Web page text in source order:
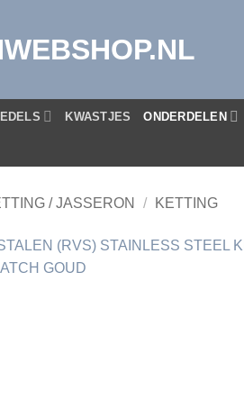
KWASTJES ONDERDELEN
/ JASSERON / KETTING